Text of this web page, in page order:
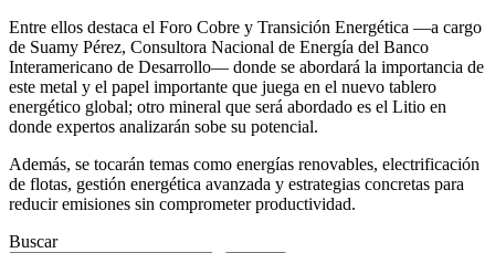
Entre ellos destaca el Foro Cobre y Transición Energética —a cargo
de Suamy Pérez, Consultora Nacional de Energía del Banco
Interamericano de Desarrollo— donde se abordará la importancia de
este metal y el papel importante que juega en el nuevo tablero
energético global; otro mineral que será abordado es el Litio en
donde expertos analizarán sobe su potencial.
Además, se tocarán temas como energías renovables, electrificación
de flotas, gestión energética avanzada y estrategias concretas para
reducir emisiones sin comprometer productividad.
Buscar